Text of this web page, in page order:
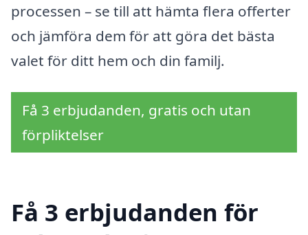
processen – se till att hämta flera offerter
och jämföra dem för att göra det bästa
valet för ditt hem och din familj.
Få 3 erbjudanden, gratis och utan
förpliktelser
Få 3 erbjudanden för